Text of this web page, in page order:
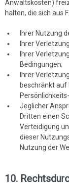
Anwaltskosten)
halten, die sich aus
Ihrer Nutzung
Ihrer
Ihrer
Bedingungen;
Ihrer
beschränkt auf
Jeglicher
Dritten einen
Verteidigung
dieser
Nutzung der
10.